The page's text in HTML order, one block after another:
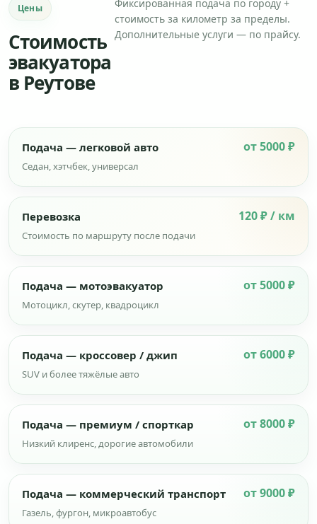
Цены
Стоимость
эвакуатора
в Реутове
Фиксированная подача по городу +
стоимость за километр за пределы.
Дополнительные услуги — по прайсу.
Подача — легковой авто от 5000 ₽
Седан, хэтчбек, универсал
Перевозка 120 ₽ / км
Стоимость по маршруту после подачи
Подача — мотоэвакуатор от 5000 ₽
Мотоцикл, скутер, квадроцикл
Подача — кроссовер / джип от 6000 ₽
SUV и более тяжёлые авто
Подача — премиум / спорткар от 8000 ₽
Низкий клиренс, дорогие автомобили
Подача — коммерческий транспорт от 9000 ₽
Газель, фургон, микроавтобус